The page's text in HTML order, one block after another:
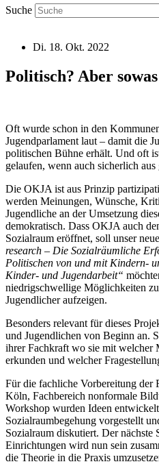
Suche
Di. 18. Okt. 2022
Politisch? Aber
Oft wurde schon in den
Jugendparlament laut – damit die
politischen Bühne erhält. Und oft
gelaufen, wenn auch sicherlich
Die OKJA ist aus Prinzip
werden Meinungen, Wünsche,
Jugendliche an der Umsetzung
demokratisch. Dass OKJA auch
Sozialraum eröffnet, soll unser
research – Die Sozialräumliche
Politischen von und mit Kindern-
Kinder- und Jugendarbeit“
niedrigschwellige Möglichkeiten
Jugendlicher aufzeigen.
Besonders relevant für dieses
und Jugendlichen von Beginn an.
ihrer Fachkraft wo sie mit welcher
erkunden und welcher
Für die fachliche Vorbereitung
Köln, Fachbereich nonformale
Workshop wurden Ideen
Sozialraumbegehung vorgestellt
Sozialraum diskutiert. Der nächste
Einrichtungen wird nun sein
die Theorie in die Praxis